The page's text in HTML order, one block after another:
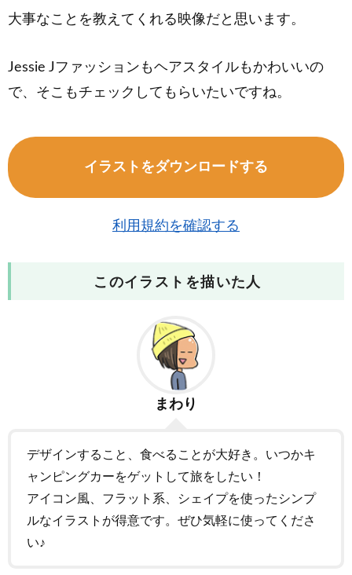
大事なことを教えてくれる映像だと思います。
Jessie Jファッションもヘアスタイルもかわいいの
で、そこもチェックしてもらいたいですね。
イラストをダウンロードする
利用規約を確認する
このイラストを描いた人
まわり
デザインすること、食べることが大好き。いつかキ
ャンピングカーをゲットして旅をしたい！
アイコン風、フラット系、シェイプを使ったシンプ
ルなイラストが得意です。ぜひ気軽に使ってくださ
い♪